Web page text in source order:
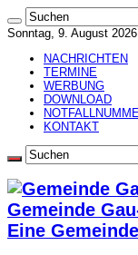
Sonntag, 9. August 2026
NACHRICHTEN
TERMINE
WERBUNG
DOWNLOAD
KONTAKT
Gemeinde
Eine